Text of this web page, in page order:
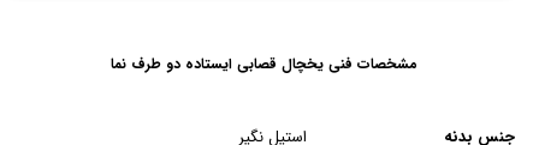
مشخصات فنی یخچال قصابی ایستاده دو طرف نما
جنس بدنه
استیل نگیر